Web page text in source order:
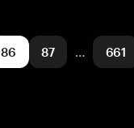
86 87 … 661